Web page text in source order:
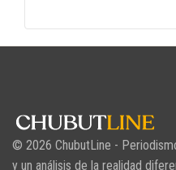
© 2026 ChubutLine -
y un análisis de la realidad